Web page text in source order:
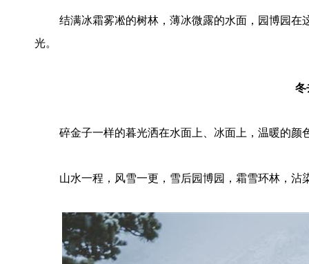
结满冰霜雾凇的树林，薄冰微露的水面，园博园
光。
冬
碎金子一样的暮光洒在水面上、冰面上，温暖的
山水一程，风雪一更，雪后园博园，霜雪环林，